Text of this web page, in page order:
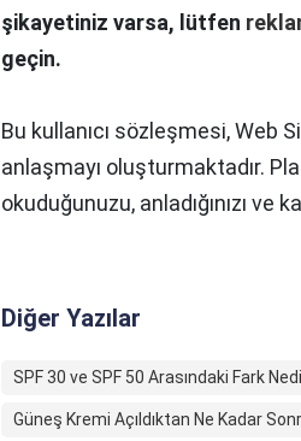
şikayetiniz varsa, lütfen
geçin.
Bu kullanıcı sözleşmesi, Web
anlaşmayı oluşturmaktadır.
okuduğunuzu, anladığınızı
Diğer Yazılar
SPF 30 ve SPF 50 Arasındaki Fark
Güneş Kremi Açıldıktan Ne Kadar